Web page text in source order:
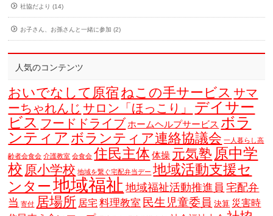
社協だより (14)
お子さん、お孫さんと一緒に参加 (2)
人気のコンテンツ
おいでなして原宿 ねこの手サービス サマ
ーちゃれんじ サロン「ほっこり」
デイサー
ビス フードドライブ ホームヘルプサービス ボラ
ンティア ボランティア連絡協議会 一人暮らし高
齢者会食会 介護教室 会食会 住民主体 体操 元気塾 原中学
校 原小学校 地域を繋ぐ宅配弁当デー 地域活動支援セ
ンター 地域福祉 地域福祉活動推進員 宅配弁
当 寄付 居場所 居宅 料理教室 民生児童委員 決算 災害時